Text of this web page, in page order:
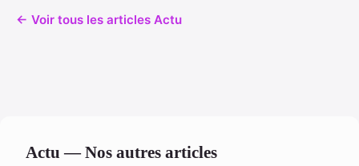
← Voir tous les articles Actu
Actu — Nos autres articles